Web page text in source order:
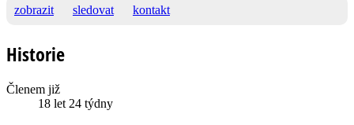
zobrazit sledovat kontakt
Historie
Členem již
18 let 24 týdny